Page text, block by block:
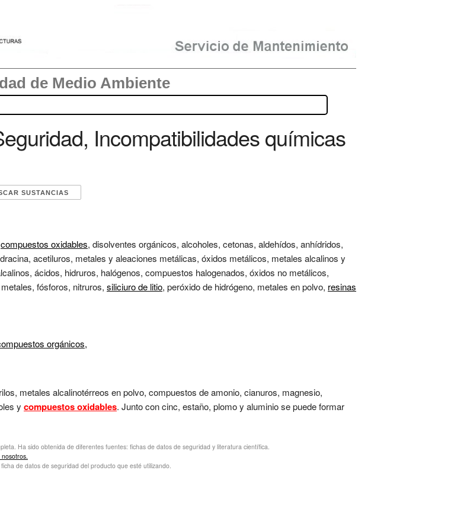
de Medio Ambiente
Incompatibilidades químicas
compuestos oxidables, disolventes orgánicos, alcoholes, cetonas, aldehídos, anhídridos,
acetiluros, metales y aleaciones metálicas, óxidos metálicos, metales alcalinos y
ácidos, hidruros, halógenos, compuestos halogenados, óxidos no metálicos,
fósforos, nitruros, siliciuro de litio, peróxido de hidrógeno, metales en polvo, resinas
orgánicos,
metales alcalinotérreos en polvo, compuestos de amonio, cianuros, magnesio,
y compuestos oxidables. Junto con cinc, estaño, plomo y aluminio se puede formar
Ha sido obtenida de diferentes fuentes: fichas de datos de seguridad y literatura científica.
de datos de seguridad del producto que esté utilizando.